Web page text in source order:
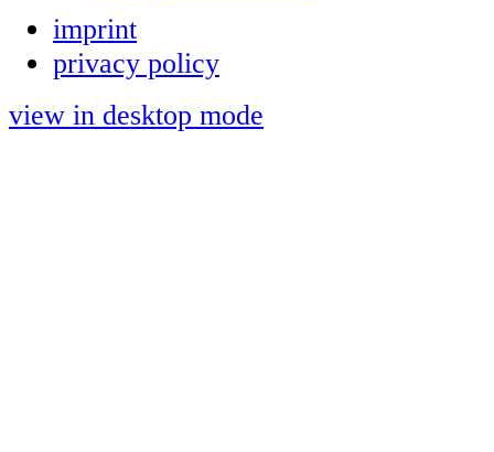
imprint
privacy policy
view in desktop mode